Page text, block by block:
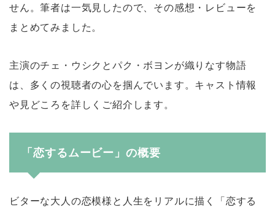
せん。筆者は一気見したので、その感想・レビューを
まとめてみました。
主演のチェ・ウシクとパク・ボヨンが織りなす物語
は、多くの視聴者の心を掴んでいます。キャスト情報
や見どころを詳しくご紹介します。
「恋するムービー」の概要
ビターな大人の恋模様と人生をリアルに描く「恋する